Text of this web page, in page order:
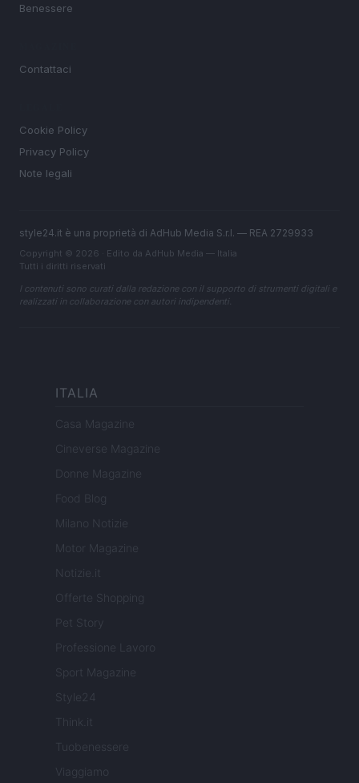
Benessere
Contattaci
Cookie Policy
Privacy Policy
Note legali
style24.it è una proprietà di AdHub Media S.r.l. — REA 2729933
Copyright © 2026 · Edito da AdHub Media — Italia
Tutti i diritti riservati
I contenuti sono curati dalla redazione con il supporto di strumenti digitali e
realizzati in collaborazione con autori indipendenti.
ITALIA
Casa Magazine
Cineverse Magazine
Donne Magazine
Food Blog
Milano Notizie
Motor Magazine
Notizie.it
Offerte Shopping
Pet Story
Professione Lavoro
Sport Magazine
Style24
Think.it
Tuobenessere
Viaggiamo